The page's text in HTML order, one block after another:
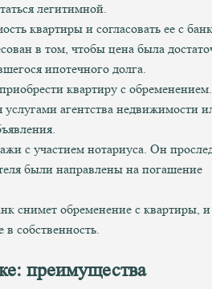
легитимной.
квартиры и согласовать ее с
в том, чтобы цена была
ипотечного долга.
квартиру с
услугами агентства недвижимости
с участием нотариуса. Он
были направлены на погашение
снимет обременение с квартиры,
собственность.
преимущества